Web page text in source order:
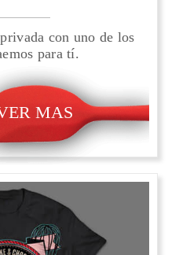
con uno de los
para tí.
MAS